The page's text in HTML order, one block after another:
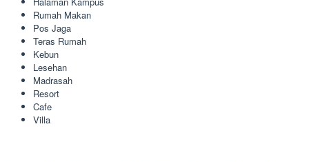
Rumah Makan
Pos Jaga
Teras Rumah
Kebun
Lesehan
Madrasah
Resort
Cafe
Villa